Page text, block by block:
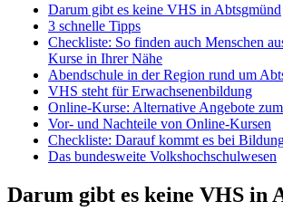
Darum gibt es keine VHS in Abtsgmünd
3 schnelle Tipps
Checkliste: So finden auch Menschen
Kurse in Ihrer Nähe
Abendschule in der Region rund um
VHS steht für Erwachsenenbildung
Online-Kurse: Alternative Angebote
Vor- und Nachteile von Online-Kursen
Checkliste: Darauf kommt es bei
Das bundesweite Volkshochschulwesen
Darum gibt es keine VHS in